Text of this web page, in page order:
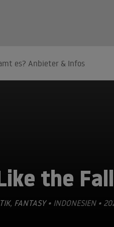
es? Anbieter & Infos
the
, FANTASY• INDONESIEN •